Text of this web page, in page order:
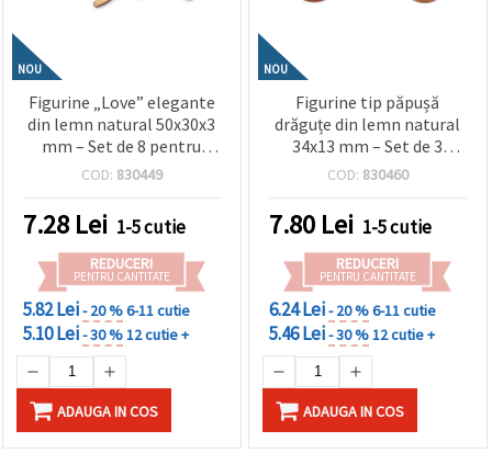
NOU
Figurine „Love” elegante
din lemn natural 50x30x3
mm – Set de 8 pentru
craft, scrapbooking, DIY și
COD: 830449
7.28 Lei 1-5 cutie
REDUCERI
PENTRU CANTITATE
5.82 Lei- 20 %6-11 cutie
5.10 Lei- 30 %12 cutie +
ADAUGA IN COS
NOU
Figurine tip păpușă
drăguțe din lemn natural
34x13 mm – Set de 3
pentru scene miniaturale,
& hobby
COD: 830460
7.80 Lei 1-5 cutie
REDUCERI
PENTRU CANTITATE
6.24 Lei- 20 %6-11 cutie
5.46 Lei- 30 %12 cutie +
ADAUGA IN COS